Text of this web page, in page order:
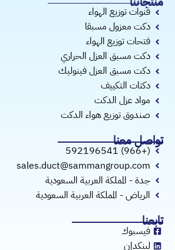
قنوات توزيع الهواء
دكت معزول مسبقا
فتحات توزيع الهواء
دكت مسبق العزل الحراري
دكت مسبق العزل فينوليك
دكتات التكييف
مواد عزل الدكت
صندوق توزيع هواء الدكت
تواصل معنا
(+966) 592196541
sales.duct@sammangroup.com
جدة - المملكة العربية السعودية
الرياض - المملكة العربية السعودية
تابعنا
فيسبوك
لينكدإن